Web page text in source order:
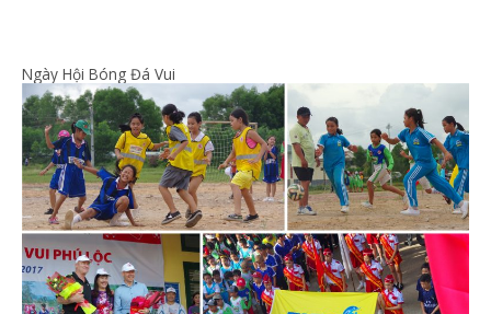
Ngày Hội Bóng Đá Vui